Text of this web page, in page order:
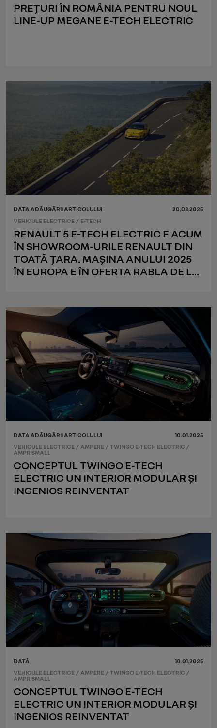
PREȚURI ÎN ROMÂNIA PENTRU NOUL
LINE-UP MEGANE E-TECH ELECTRIC
DATA ADĂUGĂRII ARTICOLULUI
20.03.2025
VEHICULE ELECTRICE / E-TECH
RENAULT 5 E-TECH ELECTRIC E ACUM
ÎN SHOWROOM-URILE RENAULT DIN
TOATĂ ȚARA. MAȘINA ANULUI 2025
ÎN EUROPA E ÎN OFERTA RABLA DE LA
DATA ADĂUGĂRII ARTICOLULUI
10.01.2025
VEHICULE ELECTRICE / AMPERE / TWINGO E-TECH ELECTRIC /
AMPR SMALL
CONCEPTUL TWINGO E-TECH
ELECTRIC UN INTERIOR MODULAR ȘI
INGENIOS REINVENTAT
DATĂ
10.01.2025
VEHICULE ELECTRICE / AMPERE / TWINGO E-TECH ELECTRIC /
AMPR SMALL
CONCEPTUL TWINGO E-TECH
ELECTRIC UN INTERIOR MODULAR ȘI
INGENIOS REINVENTAT